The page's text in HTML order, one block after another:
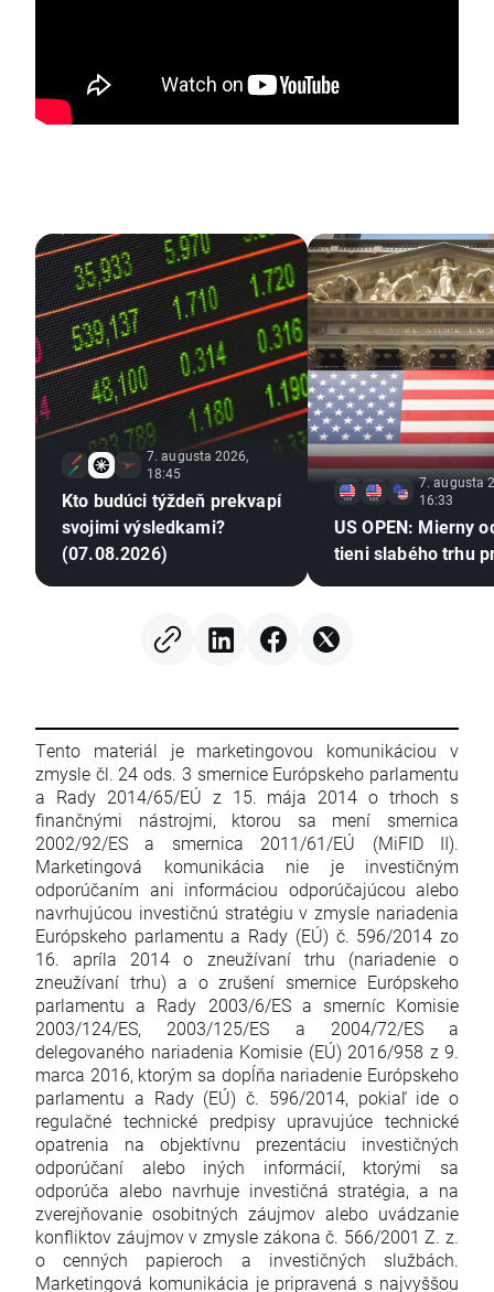
7. augusta 2026,
18:45
Kto budúci týždeň prekvapí
svojimi výsledkami?
(07.08.2026)
7. augusta
16:33
US OPEN: Mierny
tieni slabého trhu
Tento materiál je marketingovou komunikáciou v
zmysle čl. 24 ods. 3 smernice Európskeho parlamentu
a Rady 2014/65/EÚ z 15. mája 2014 o trhoch s
finančnými nástrojmi, ktorou sa mení smernica
2002/92/ES a smernica 2011/61/EÚ (MiFID II).
Marketingová komunikácia nie je investičným
odporúčaním ani informáciou odporúčajúcou alebo
navrhujúcou investičnú stratégiu v zmysle nariadenia
Európskeho parlamentu a Rady (EÚ) č. 596/2014 zo
16. apríla 2014 o zneužívaní trhu (nariadenie o
zneužívaní trhu) a o zrušení smernice Európskeho
parlamentu a Rady 2003/6/ES a smerníc Komisie
2003/124/ES, 2003/125/ES a 2004/72/ES a
delegovaného nariadenia Komisie (EÚ) 2016/958 z 9.
marca 2016, ktorým sa dopĺňa nariadenie Európskeho
parlamentu a Rady (EÚ) č. 596/2014, pokiaľ ide o
regulačné technické predpisy upravujúce technické
opatrenia na objektívnu prezentáciu investičných
odporúčaní alebo iných informácií, ktorými sa
odporúča alebo navrhuje investičná stratégia, a na
zverejňovanie osobitných záujmov alebo uvádzanie
konfliktov záujmov v zmysle zákona č. 566/2001 Z. z.
o cenných papieroch a investičných službách.
Marketingová komunikácia je pripravená s najvyššou